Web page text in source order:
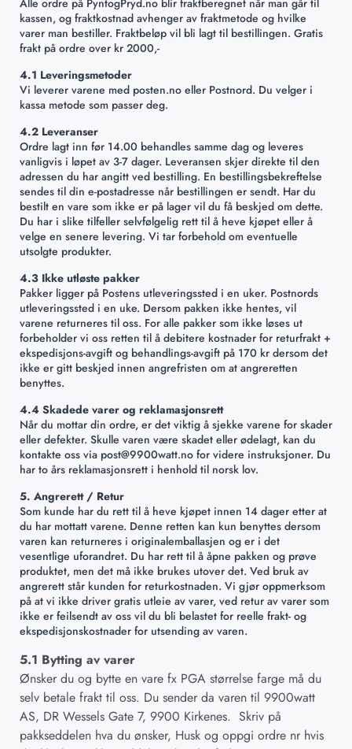
kassen, og fraktkostnad avhenger av fraktmetode og hvilke
varer man bestiller. Fraktbeløp vil bli lagt til bestillingen. Gratis
frakt på ordre over kr 2000,-
4.1 Leveringsmetoder
Vi leverer varene med posten.no eller Postnord. Du velger i
kassa metode som passer deg.
4.2 Leveranser
Ordre lagt inn før 14.00 behandles samme dag og leveres
vanligvis i løpet av 3-7 dager. Leveransen skjer direkte til den
adressen du har angitt ved bestilling. En bestillingsbekreftelse
sendes til din e-postadresse når bestillingen er sendt. Har du
bestilt en vare som ikke er på lager vil du få beskjed om dette.
Du har i slike tilfeller selvfølgelig rett til å heve kjøpet eller å
velge en senere levering. Vi tar forbehold om eventuelle
utsolgte produkter.
4.3 Ikke utløste pakker
Pakker ligger på Postens utleveringssted i en uker. Postnords
utleveringssted i en uke. Dersom pakken ikke hentes, vil
varene returneres til oss. For alle pakker som ikke løses ut
forbeholder vi oss retten til å debitere kostnader for returfrakt +
ekspedisjons-avgift og behandlings-avgift på 170 kr dersom det
ikke er gitt beskjed innen angrefristen om at angreretten
benyttes.
4.4 Skadede varer og reklamasjonsrett
Når du mottar din ordre, er det viktig å sjekke varene for skader
eller defekter. Skulle varen være skadet eller ødelagt, kan du
kontakte oss via post@9900watt.no for videre instruksjoner. Du
har to års reklamasjonsrett i henhold til norsk lov.
5. Angrerett / Retur
Som kunde har du rett til å heve kjøpet innen 14 dager etter at
du har mottatt varene. Denne retten kan kun benyttes dersom
varen kan returneres i originalemballasjen og er i det
vesentlige uforandret. Du har rett til å åpne pakken og prøve
produktet, men det må ikke brukes utover det. Ved bruk av
angrerett står kunden for returkostnaden. Vi gjør oppmerksom
på at vi ikke driver gratis utleie av varer, ved retur av varer som
ikke er feilsendt av oss vil du bli belastet for reelle frakt- og
ekspedisjonskostnader for utsending av varen.
5.1 Bytting av varer
Ønsker du og bytte en vare fx PGA størrelse farge må du
selv betale frakt til oss. Du sender da varen til 9900watt
AS, DR Wessels Gate 7, 9900 Kirkenes. Skriv på
pakkseddelen hva du ønsker, Husk og oppgi ordre nr hvis